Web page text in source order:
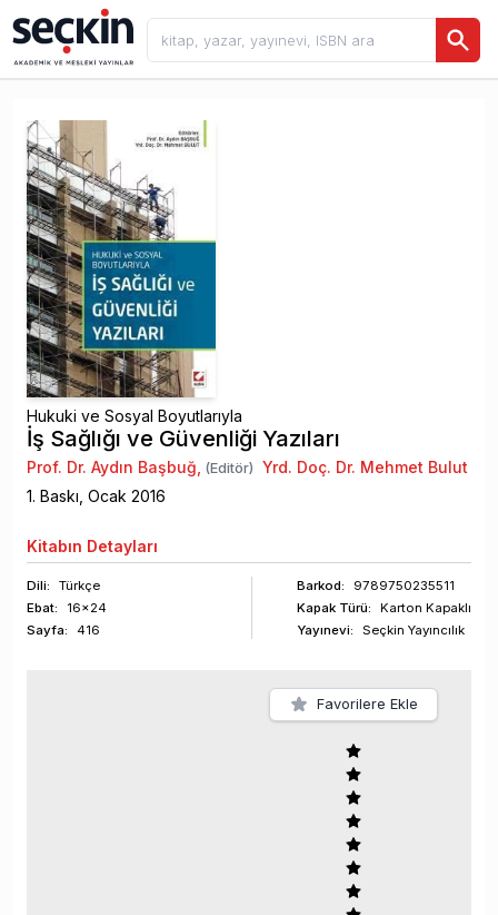
Hukuki ve Sosyal Boyutlarıyla
İş Sağlığı ve Güvenliği Yazıları
Prof. Dr. Aydın Başbuğ, (Editör) Yrd. Doç. Dr. Mehmet Bulut
1. Baskı, Ocak 2016
Kitabın Detayları
Dili:
Türkçe
Ebat:
16x24
Sayfa: 416
Barkod:
9789750235511
Kapak Türü:
Karton Kapaklı
Yayınevi:
Seçkin Yayıncılık
Favorilere Ekle